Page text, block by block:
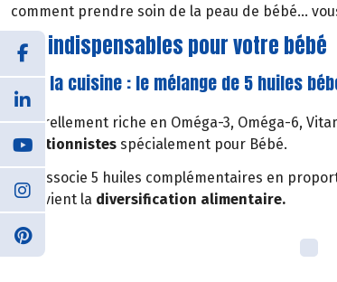
comment prendre soin de la peau de bébé...
Nos indispensables pour votre bébé
Pour la cuisine : le mélange de 5 huiles
Naturellement riche en Oméga-3, Oméga-6,
nutritionnistes spécialement pour Bébé.
Elle associe 5 huiles complémentaires en
intervient la diversification alimentaire.